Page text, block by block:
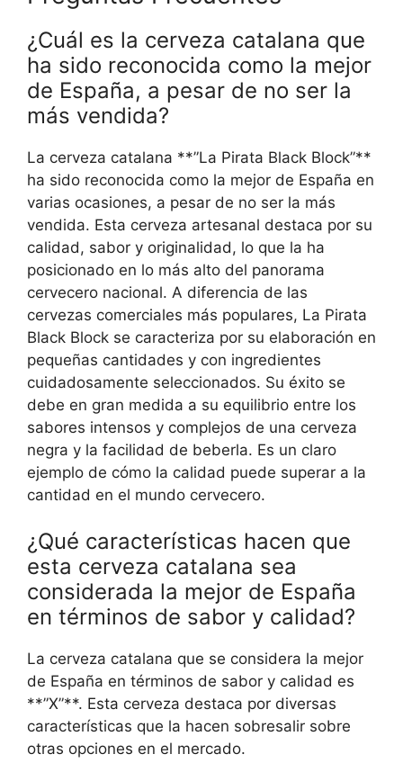
¿Cuál es la cerveza catalana que
ha sido reconocida como la mejor
de España, a pesar de no ser la
más vendida?
La cerveza catalana **”La Pirata Black Block”**
ha sido reconocida como la mejor de España en
varias ocasiones, a pesar de no ser la más
vendida. Esta cerveza artesanal destaca por su
calidad, sabor y originalidad, lo que la ha
posicionado en lo más alto del panorama
cervecero nacional. A diferencia de las
cervezas comerciales más populares, La Pirata
Black Block se caracteriza por su elaboración en
pequeñas cantidades y con ingredientes
cuidadosamente seleccionados. Su éxito se
debe en gran medida a su equilibrio entre los
sabores intensos y complejos de una cerveza
negra y la facilidad de beberla. Es un claro
ejemplo de cómo la calidad puede superar a la
cantidad en el mundo cervecero.
¿Qué características hacen que
esta cerveza catalana sea
considerada la mejor de España
en términos de sabor y calidad?
La cerveza catalana que se considera la mejor
de España en términos de sabor y calidad es
**”X”**. Esta cerveza destaca por diversas
características que la hacen sobresalir sobre
otras opciones en el mercado.